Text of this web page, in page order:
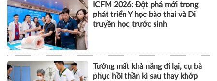
ICFM 2026: Đột phá mới trong
phát triển Y học bào thai và Di
truyền học trước sinh
Tưởng mất khả năng đi lại, cụ bà
phục hồi thần kì sau thay khớp